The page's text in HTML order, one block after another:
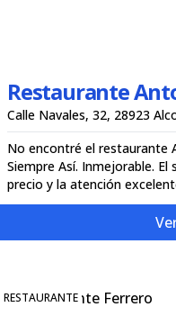
Restaurante
Calle Navales, 32, 28923
No encontré el restaurante
Siempre Así. Inmejorable.
precio y la atención
RESTAURANTE